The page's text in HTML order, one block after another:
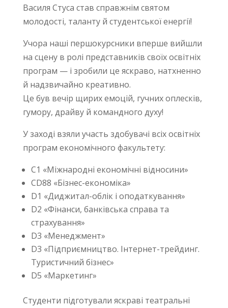
Василя Стуса став справжнім святом
молодості, таланту й студентської енергії!
Учора наші першокурсники вперше вийшли
на сцену в ролі представників своїх освітніх
програм — і зробили це яскраво, натхненно
й надзвичайно креативно.
Це був вечір щирих емоцій, гучних оплесків,
гумору, драйву й командного духу!
У заході взяли участь здобувачі всіх освітніх
програм економічного факультету:
С1 «Міжнародні економічні відносини»
CD88 «Бізнес-економіка»
D1 «Диджитал-облік і оподаткування»
D2 «Фінанси, банківська справа та
страхування»
D3 «Менеджмент»
D3 «Підприємництво. Інтернет-трейдинг.
Туристичний бізнес»
D5 «Маркетинг»
Студенти підготували яскраві театральні